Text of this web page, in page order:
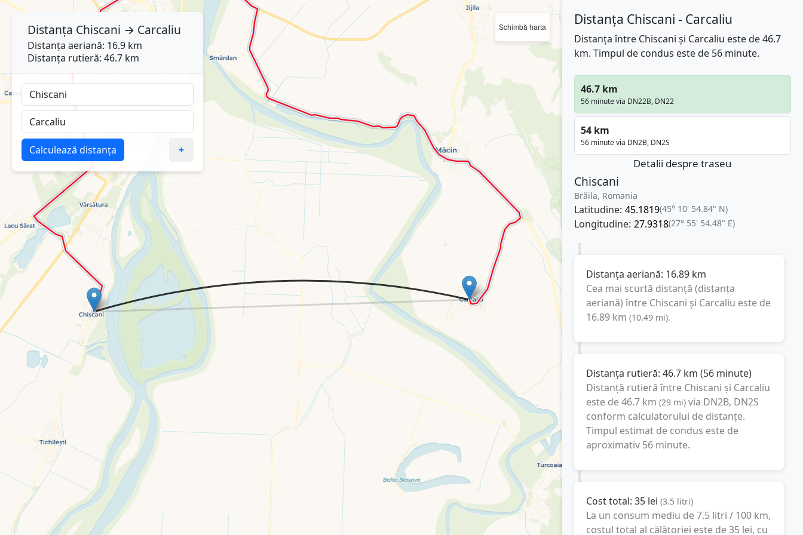
Schimbă harta Distanța Chiscani - Carcaliu
Distanța între Chiscani și Carcaliu este de 46.7
km. Timpul de condus este de 56 minute.
46.7 km
56 minute via DN22B, DN22
54 km
56 minute via DN2B, DN2S
Detalii despre traseu
Chiscani
Brăila, Romania
Latitudine: 45.1819(45° 10' 54.84" N)
Longitudine: 27.9318(27° 55' 54.48" E)
Distanța aeriană: 16.89 km
Cea mai scurtă distanță (distanța
aeriană) între Chiscani și Carcaliu este de
16.89 km (10.49 mi).
Distanța rutieră: 46.7 km (56 minute)
Distanță rutieră între Chiscani și Carcaliu
este de46.7 km (29 mi) via DN2B, DN2S
conform calculatorului de distanțe.
Timpul estimat de condus este de
aproximativ 56 minute.
Cost total: 35 lei (3.5 litri)
La un consum mediu de7.5 litri / 100 km,
costul total al călătoriei este de35 lei, cu
Distanța Chiscani → Carcaliu
Distanța aeriană: 16.9 km
Distanța rutieră: 46.7 km
Calculează distanța +